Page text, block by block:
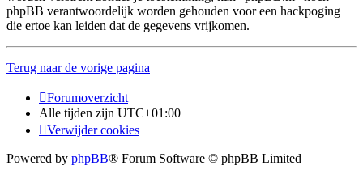
phpBB verantwoordelijk worden gehouden voor een hackpoging
die ertoe kan leiden dat de gegevens vrijkomen.
Terug naar de vorige pagina
Forumoverzicht
Alle tijden zijn UTC+01:00
Verwijder cookies
Powered by phpBB® Forum Software © phpBB Limited